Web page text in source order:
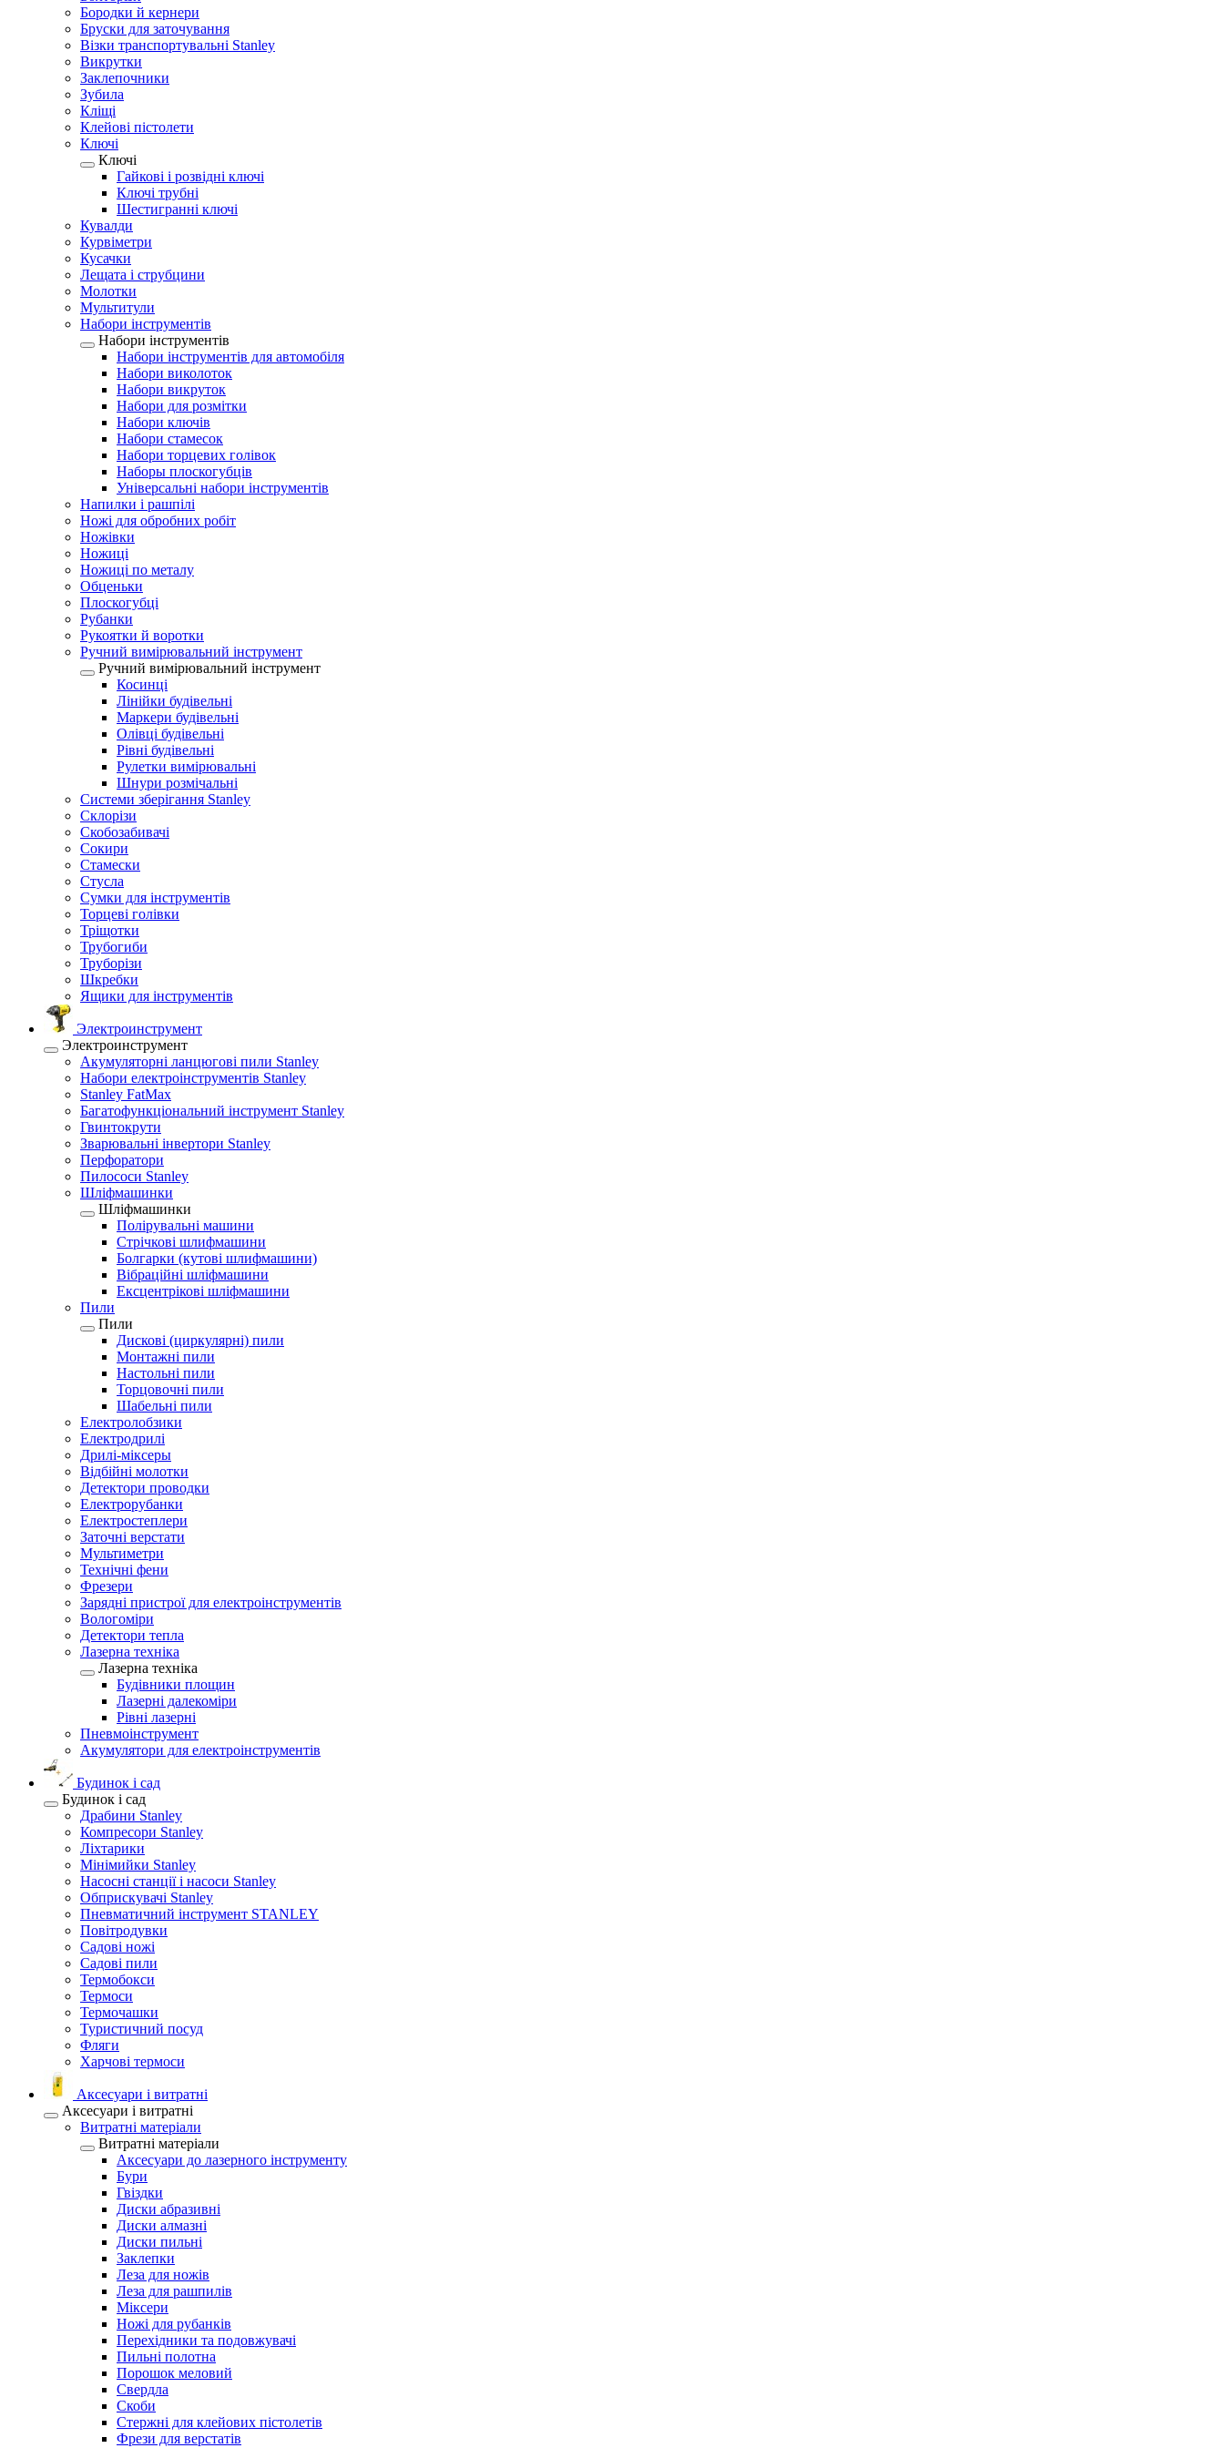
Бородки й кернери
Бруски для заточування
Візки транспортувальні Stanley
Викрутки
Заклепочники
Зубила
Кліщі
Клейові пістолети
Ключі
Ключі
Гайкові і розвідні ключі
Ключі трубні
Шестигранні ключі
Кувалди
Курвіметри
Кусачки
Лещата і струбцини
Молотки
Мультитули
Набори інструментів
Набори інструментів
Набори інструментів для автомобіля
Набори виколоток
Набори викруток
Набори для розмітки
Набори ключів
Набори стамесок
Набори торцевих голівок
Наборы плоскогубців
Універсальні набори інструментів
Напилки і рашпілі
Ножі для обробних робіт
Ножівки
Ножиці
Ножиці по металу
Обценьки
Плоскогубці
Рубанки
Рукоятки й воротки
Ручний вимірювальний інструмент
Ручний вимірювальний інструмент
Косинці
Лінійки будівельні
Маркери будівельні
Олівці будівельні
Рівні будівельні
Рулетки вимірювальні
Шнури розмічальні
Системи зберігання Stanley
Склорізи
Скобозабивачі
Сокири
Стамески
Стусла
Сумки для інструментів
Торцеві голівки
Тріщотки
Трубогиби
Труборізи
Шкребки
Ящики для інструментів
Электроинструмент
Электроинструмент
Акумуляторні ланцюгові пили Stanley
Набори електроінструментів Stanley
Stanley FatMax
Багатофункціональний інструмент Stanley
Гвинтокрути
Зварювальні інвертори Stanley
Перфоратори
Пилососи Stanley
Шліфмашинки
Шліфмашинки
Полірувальні машини
Стрічкові шлифмашини
Болгарки (кутові шлифмашини)
Вібраційні шліфмашини
Ексцентрікові шліфмашини
Пили
Пили
Дискові (циркулярні) пили
Монтажні пили
Настольні пили
Торцовочні пили
Шабельні пили
Електролобзики
Електродрилі
Дрилі-міксеры
Відбійні молотки
Детектори проводки
Електрорубанки
Електростеплери
Заточні верстати
Мультиметри
Технічні фени
Фрезери
Зарядні пристрої для електроінструментів
Вологоміри
Детектори тепла
Лазерна техніка
Лазерна техніка
Будівники площин
Лазерні далекоміри
Рівні лазерні
Пневмоінструмент
Акумулятори для електроінструментів
Будинок і сад
Будинок і сад
Драбини Stanley
Компресори Stanley
Ліхтарики
Мінімийки Stanley
Насосні станції і насоси Stanley
Обприскувачі Stanley
Пневматичний інструмент STANLEY
Повітродувки
Садові ножі
Садові пили
Термобокси
Термоси
Термочашки
Туристичний посуд
Фляги
Харчові термоси
Аксесуари і витратні
Аксесуари і витратні
Витратні матеріали
Витратні матеріали
Аксесуари до лазерного інструменту
Бури
Гвіздки
Диски абразивні
Диски алмазні
Диски пильні
Заклепки
Леза для ножів
Леза для рашпилів
Міксери
Ножі для рубанків
Перехідники та подовжувачі
Пильні полотна
Порошок меловий
Свердла
Скоби
Стержні для клейових пістолетів
Фрези для верстатів